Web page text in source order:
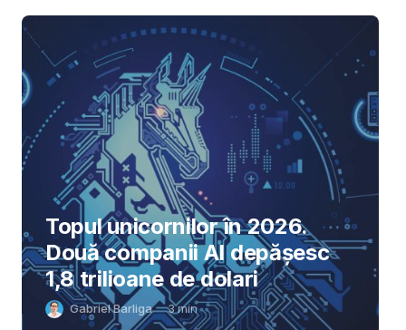
Topul unicornilor în 2026.
Două companii AI depășesc
1,8 trilioane de dolari
Gabriel Barliga 3min